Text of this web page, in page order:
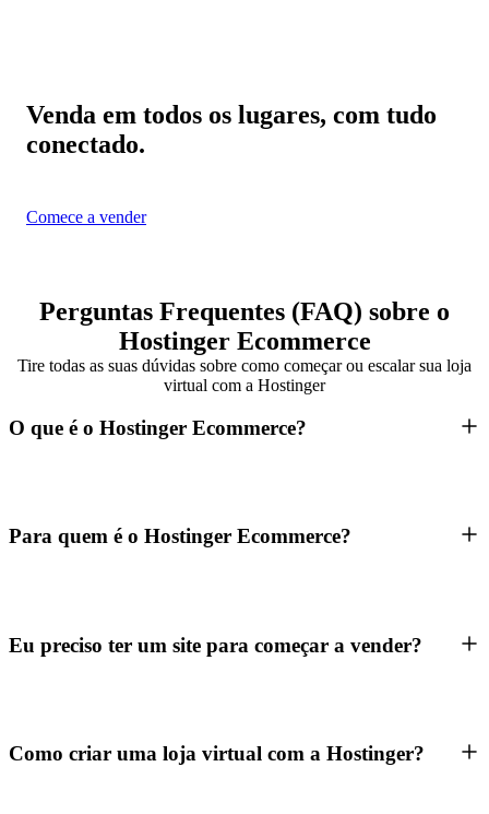
Venda em todos os lugares, com tudo
conectado.
Comece a vender
Perguntas Frequentes (FAQ) sobre o
Hostinger Ecommerce
Tire todas as suas dúvidas sobre como começar ou escalar sua loja
virtual com a Hostinger
O que é o Hostinger Ecommerce?
Para quem é o Hostinger Ecommerce?
Eu preciso ter um site para começar a vender?
Como criar uma loja virtual com a Hostinger?